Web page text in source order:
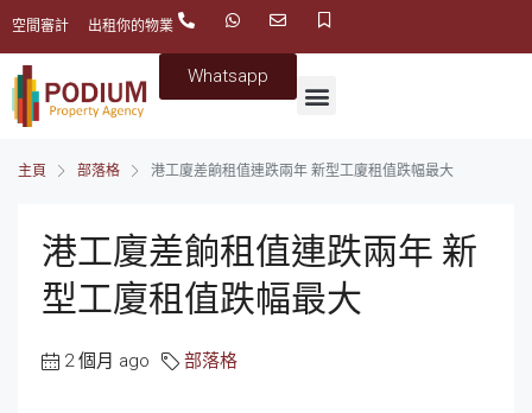
空間審計 出租你的物業
Whatsapp
主頁 部落格 港工廈差餉租值連跌兩年 新型工廈租值跌幅最大
港工廈差餉租值連跌兩年 新
型工廈租值跌幅最大
2 個月 ago 部落格